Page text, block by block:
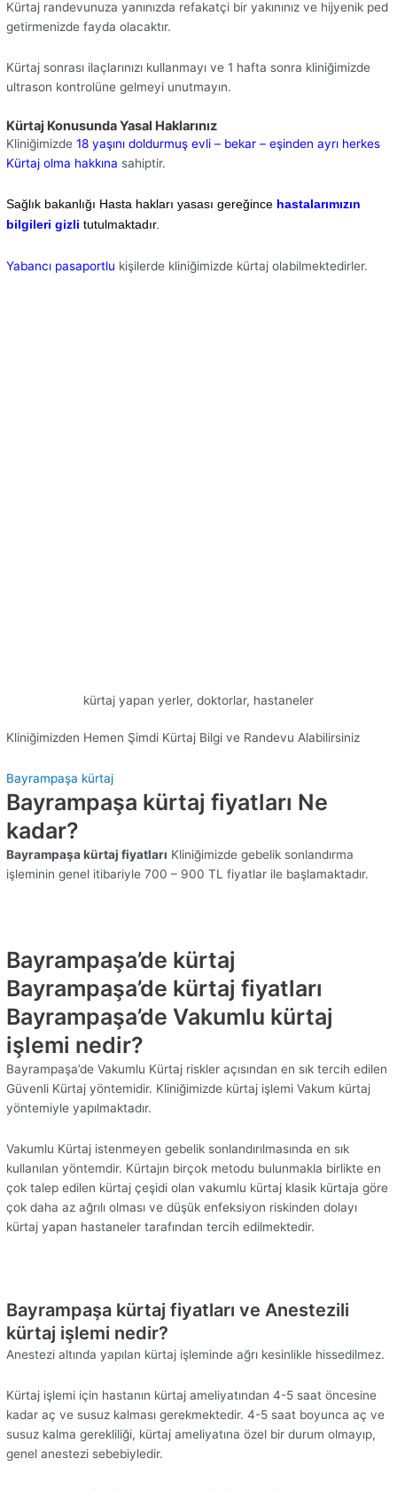
Kürtaj randevunuza yanınızda refakatçi bir yakınınız ve hijyenik ped
getirmenizde fayda olacaktır.
Kürtaj sonrası ilaçlarınızı kullanmayı ve 1 hafta sonra kliniğimizde
ultrason kontrolüne gelmeyi unutmayın.
Kürtaj Konusunda Yasal Haklarınız
Kliniğimizde 18 yaşını doldurmuş evli – bekar – eşinden ayrı herkes
Kürtaj olma hakkına sahiptir.
Sağlık bakanlığı Hasta hakları yasası gereğince hastalarımızın
bilgileri gizli tutulmaktadır.
Yabancı pasaportlu kişilerde kliniğimizde kürtaj olabilmektedirler.
kürtaj yapan yerler, doktorlar, hastaneler
Kliniğimizden Hemen Şimdi Kürtaj Bilgi ve Randevu Alabilirsiniz
Bayrampaşa kürtaj
Bayrampaşa kürtaj fiyatları Ne
kadar?
Bayrampaşa kürtaj fiyatları Kliniğimizde gebelik sonlandırma
işleminin genel itibariyle 700 – 900 TL fiyatlar ile başlamaktadır.
Bayrampaşa’de kürtaj
Bayrampaşa’de kürtaj fiyatları
Bayrampaşa’de Vakumlu kürtaj
işlemi nedir?
Bayrampaşa’de Vakumlu Kürtaj riskler açısından en sık tercih edilen
Güvenli Kürtaj yöntemidir. Kliniğimizde kürtaj işlemi Vakum kürtaj
yöntemiyle yapılmaktadır.
Vakumlu Kürtaj istenmeyen gebelik sonlandırılmasında en sık
kullanılan yöntemdir. Kürtajın birçok metodu bulunmakla birlikte en
çok talep edilen kürtaj çeşidi olan vakumlu kürtaj klasik kürtaja göre
çok daha az ağrılı olması ve düşük enfeksiyon riskinden dolayı
kürtaj yapan hastaneler tarafından tercih edilmektedir.
Bayrampaşa kürtaj fiyatları ve Anestezili
kürtaj işlemi nedir?
Anestezi altında yapılan kürtaj işleminde ağrı kesinlikle hissedilmez.
Kürtaj işlemi için hastanın kürtaj ameliyatından 4-5 saat öncesine
kadar aç ve susuz kalması gerekmektedir. 4-5 saat boyunca aç ve
susuz kalma gerekliliği, kürtaj ameliyatına özel bir durum olmayıp,
genel anestezi sebebiyledir.